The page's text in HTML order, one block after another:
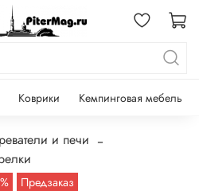
Коврики Кемпинговая мебель
и печи
Предзаказ